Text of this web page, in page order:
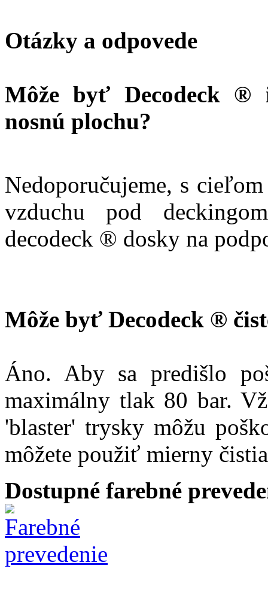
Otázky a odpovede
Môže byť Decodeck ®
nosnú plochu?
Nedoporučujeme, s
vzduchu pod
decodeck ® dosky na
Môže byť Decodeck ®
Áno. Aby sa predišlo
maximálny tlak 80 bar.
'blaster' trysky môžu
môžete použiť mierny
Dostupné farebné